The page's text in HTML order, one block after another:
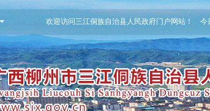
欢迎访问三江侗族自治县人民政府门户网站！ 今